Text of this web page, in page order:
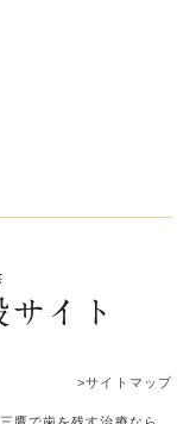
>サイトマップ